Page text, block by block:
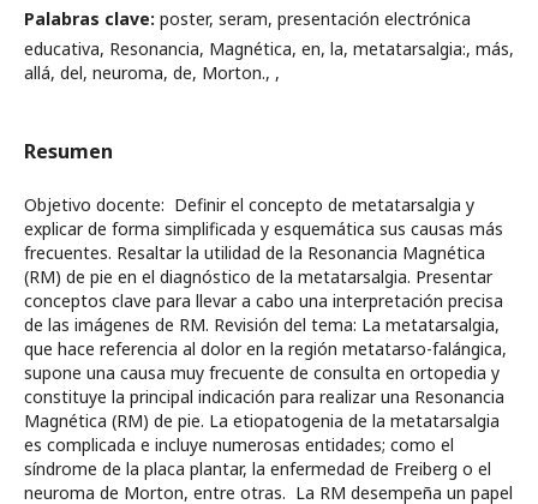
Palabras clave: poster, seram, presentación electrónica
educativa, Resonancia, Magnética, en, la, metatarsalgia:, más,
allá, del, neuroma, de, Morton., ,
Resumen
Objetivo docente: Definir el concepto de metatarsalgia y
explicar de forma simplificada y esquemática sus causas más
frecuentes. Resaltar la utilidad de la Resonancia Magnética
(RM) de pie en el diagnóstico de la metatarsalgia. Presentar
conceptos clave para llevar a cabo una interpretación precisa
de las imágenes de RM. Revisión del tema: La metatarsalgia,
que hace referencia al dolor en la región metatarso-falángica,
supone una causa muy frecuente de consulta en ortopedia y
constituye la principal indicación para realizar una Resonancia
Magnética (RM) de pie. La etiopatogenia de la metatarsalgia
es complicada e incluye numerosas entidades; como el
síndrome de la placa plantar, la enfermedad de Freiberg o el
neuroma de Morton, entre otras. La RM desempeña un papel